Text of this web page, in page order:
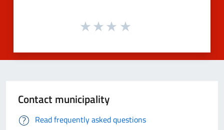
Contact municipality
Read frequently asked questions